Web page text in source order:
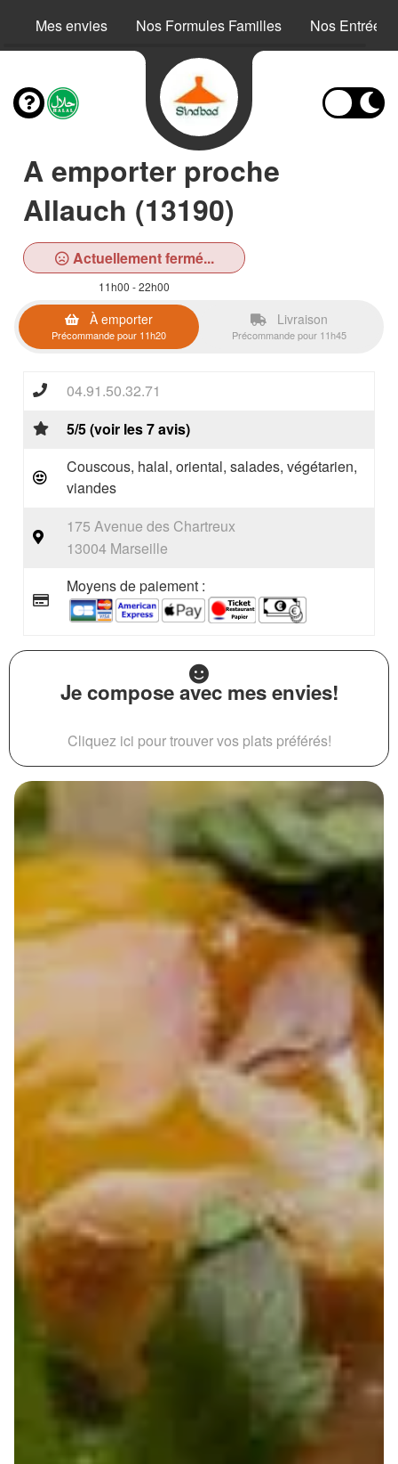
Mes envies Nos Formules Familles Nos Entrées
A emporter proche
Allauch (13190)
Actuellement fermé...
11h00 - 22h00
À emporter
Précommande pour 11h20
Livraison
Précommande pour 11h45
04.91.50.32.71
5/5 (voir les 7 avis)
Couscous, halal, oriental, salades, végétarien,
viandes
175 Avenue des Chartreux
13004 Marseille
Moyens de paiement :
Je compose avec mes envies!
Cliquez ici pour trouver vos plats préférés!